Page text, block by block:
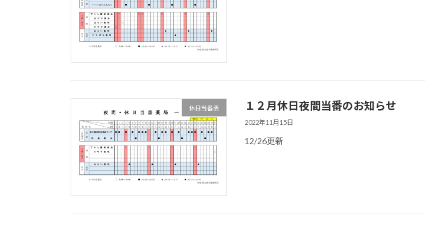
休日当番表 １２月休日夜間当番のお知らせ
2022年11月15日
12/26更新